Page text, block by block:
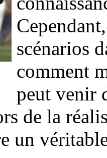
scénarios
comment
peut venir
de la
un